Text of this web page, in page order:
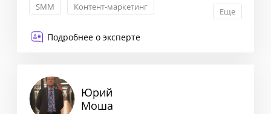
SMM
Контент-маркетинг Еще
Подробнее о эксперте
Юрий
Моша